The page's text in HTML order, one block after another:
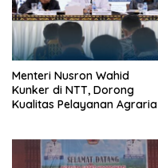
Menteri Nusron Wahid
Kunker di NTT, Dorong
Kualitas Pelayanan Agraria